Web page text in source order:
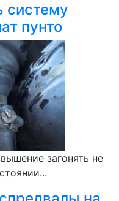
систему
пунто
загонять не